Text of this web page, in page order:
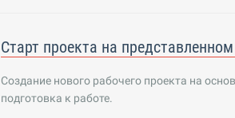
Старт проекта на
Создание нового рабочего проекта на
подготовка к работе.